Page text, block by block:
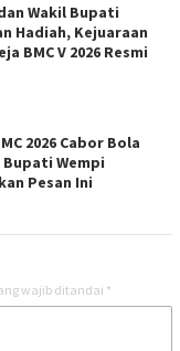
Wakil Bupati
Hadiah, Kejuaraan
BMC V 2026 Resmi
2026 Cabor Bola
Wempi
Pesan Ini
wajib ditandai *